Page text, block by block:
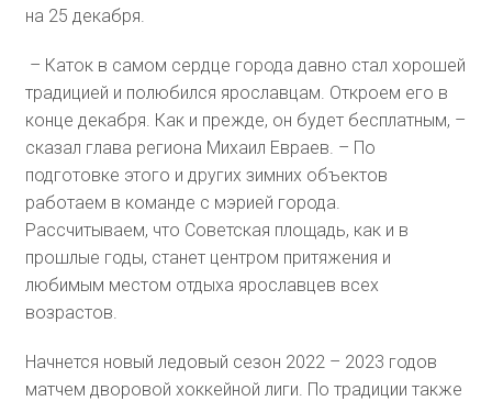
на 25 декабря.
– Каток в самом сердце города давно стал хорошей
традицией и полюбился ярославцам. Откроем его в
конце декабря. Как и прежде, он будет бесплатным, –
сказал глава региона Михаил Евраев. – По
подготовке этого и других зимних объектов
работаем в команде с мэрией города.
Рассчитываем, что Советская площадь, как и в
прошлые годы, станет центром притяжения и
любимым местом отдыха ярославцев всех
возрастов.
Начнется новый ледовый сезон 2022 – 2023 годов
матчем дворовой хоккейной лиги. По традиции также